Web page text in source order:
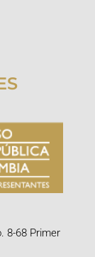
8-68 Primer